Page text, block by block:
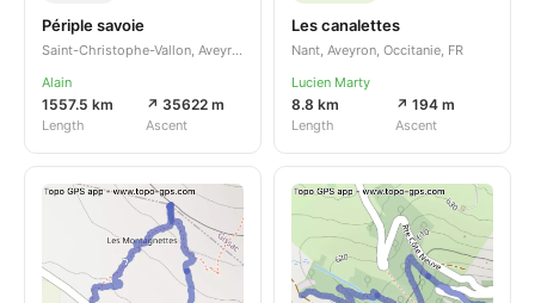
Périple savoie
Saint-Christophe-Vallon, Aveyron, Occitanie, FR
Alain
1557.5 km
Length
↗ 35622 m
Ascent
Les canalettes
Nant, Aveyron, Occitanie, FR
Lucien Marty
8.8 km
Length
↗ 194 m
Ascent